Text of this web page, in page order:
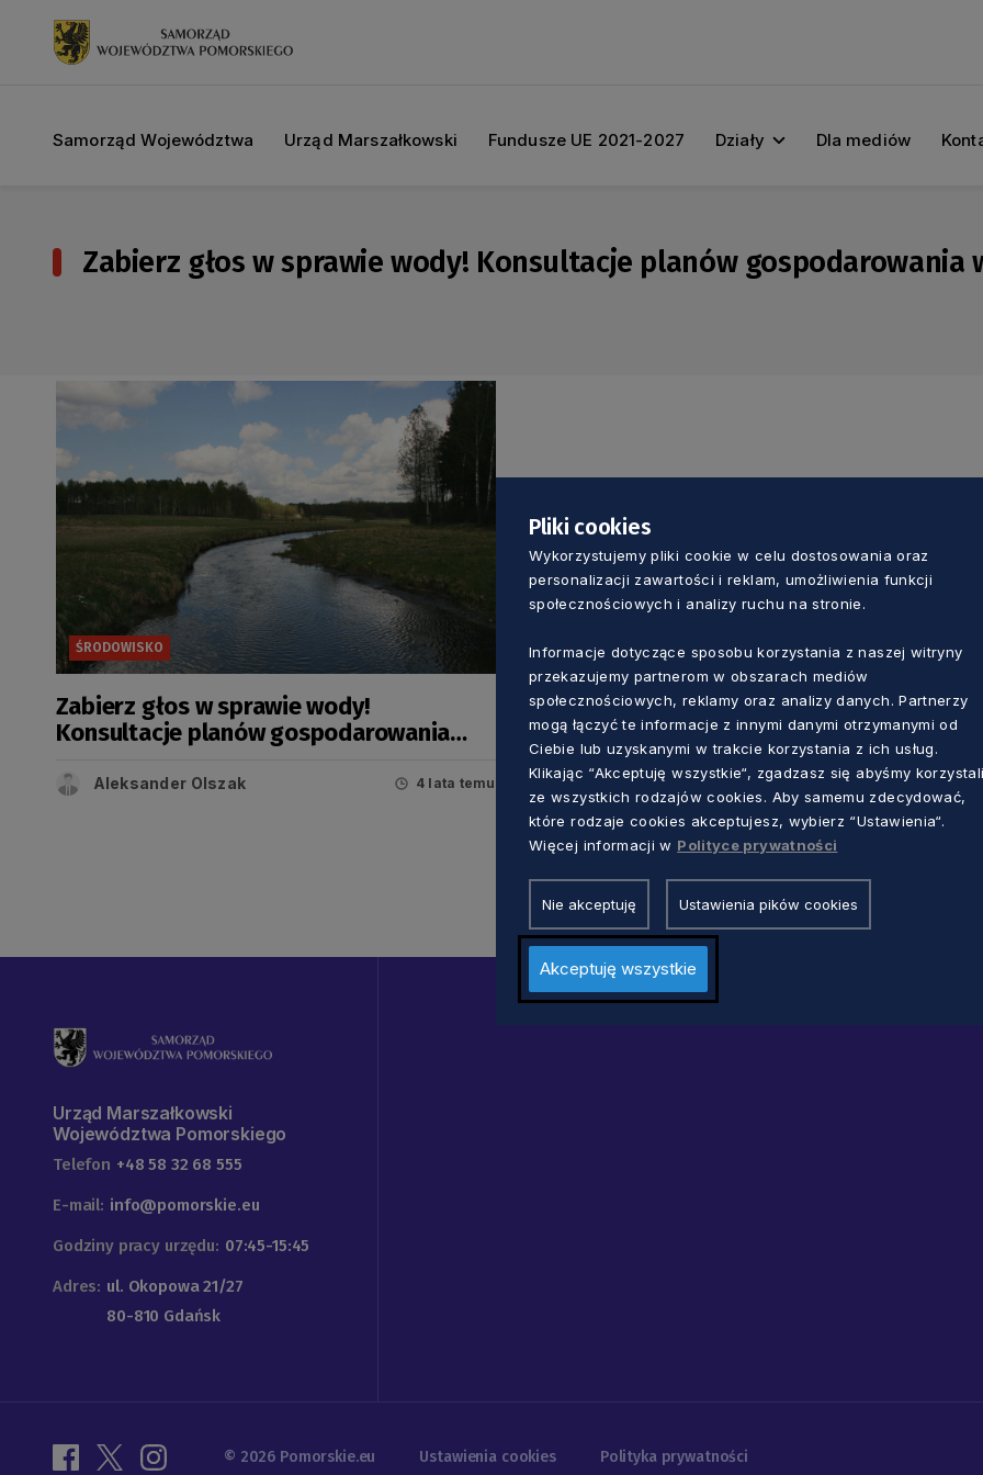
Samorząd Województwa Urząd Marszałkowski Fundusze UE 2021-2027 Działy Dla mediów
Zabierz głos w sprawie wody! Konsultacje planów gospodarowania
ŚRODOWISKO
Zabierz głos w sprawie wody!
Konsultacje planów gospodarowania
Aleksander Olszak 4 lata temu
Urząd Marszałkowski
Województwa Pomorskiego
Telefon +48 58 32 68 555
E-mail: info@pomorskie.eu
Godziny pracy urzędu: 07:45-15:45
Adres: ul. Okopowa 21/27
80-810 Gdańsk
© 2026 Pomorskie.eu Ustawienia cookies Polityka prywatności
Pliki cookies
Wykorzystujemy pliki cookie w celu dostosowania oraz
personalizacji zawartości i reklam, umożliwienia funkcji
społecznościowych i analizy ruchu na stronie.
Informacje dotyczące sposobu korzystania z naszej witryny
przekazujemy partnerom w obszarach mediów
społecznościowych, reklamy oraz analizy danych. Partnerzy
mogą łączyć te informacje z innymi danymi otrzymanymi od
Ciebie lub uzyskanymi w trakcie korzystania z ich usług.
Klikając “Akceptuję wszystkie“, zgadzasz się abyśmy
ze wszystkich rodzajów cookies. Aby samemu zdecydować,
które rodzaje cookies akceptujesz, wybierz “Ustawienia“.
Więcej informacji w Polityce prywatności
Nie akceptuję Ustawienia pików cookies
Akceptuję wszystkie